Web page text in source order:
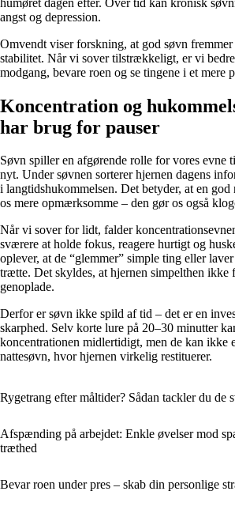
angst og depression.
Omvendt viser forskning, at god søvn
stabilitet. Når vi sover tilstrækkeligt, er vi
modgang, bevare roen og se tingene i et mere
Koncentration og
har brug for pauser
Søvn spiller en afgørende rolle for vores evne
nyt. Under søvnen sorterer hjernen dagens
i langtidshukommelsen. Det betyder, at en god
os mere opmærksomme – den gør os også
Når vi sover for lidt, falder
sværere at holde fokus, reagere hurtigt og
oplever, at de “glemmer” simple ting eller
trætte. Det skyldes, at hjernen simpelthen ikke
genoplade.
Derfor er søvn ikke spild af tid – det er en
skarphed. Selv korte lure på 20–30 minutter
koncentrationen midlertidigt, men de kan ikke
nattesøvn, hvor hjernen virkelig restituerer.
Rygetrang efter måltider? Sådan tackler du de
Afspænding på arbejdet: Enkle øvelser mod
træthed
Bevar roen under pres – skab din personlige